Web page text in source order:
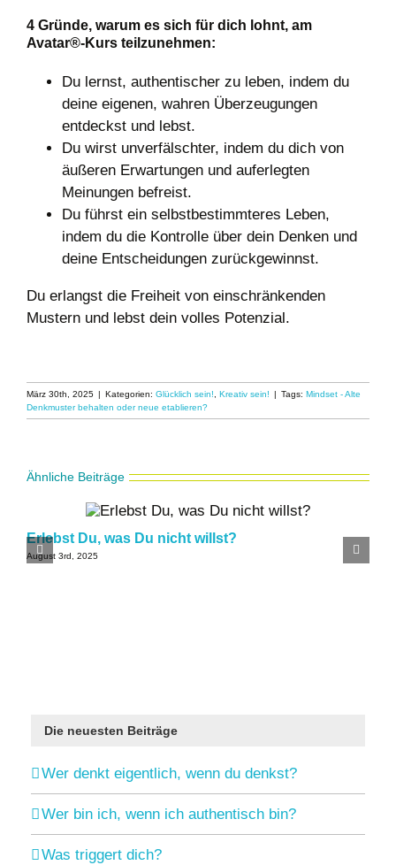
4 Gründe, warum es sich für dich lohnt, am
Avatar®-Kurs teilzunehmen:
Du lernst, authentischer zu leben, indem du
deine eigenen, wahren Überzeugungen
entdeckst und lebst.
Du wirst unverfälschter, indem du dich von
äußeren Erwartungen und auferlegten
Meinungen befreist.
Du führst ein selbstbestimmteres Leben,
indem du die Kontrolle über dein Denken und
deine Entscheidungen zurückgewinnst.
Du erlangst die Freiheitvon einschränkenden
Mustern und lebst dein volles Potenzial.
März 30th, 2025 | Kategorien: Glücklich sein! Kreativ sein! | Tags: Mindset - Alte
Denkmuster behalten oder neue etablieren?
Ähnliche Beiträge
Erlebst Du, was Du nicht willst?
August 3rd, 2025
Die neuesten Beiträge
Wer denkt eigentlich, wenn du denkst?
Wer bin ich, wenn ich authentisch bin?
Was triggert dich?